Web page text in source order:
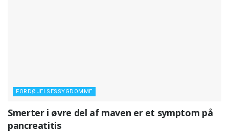
FORDØJELSESSYGDOMME
Smerter i øvre del af maven er et symptom på
pancreatitis